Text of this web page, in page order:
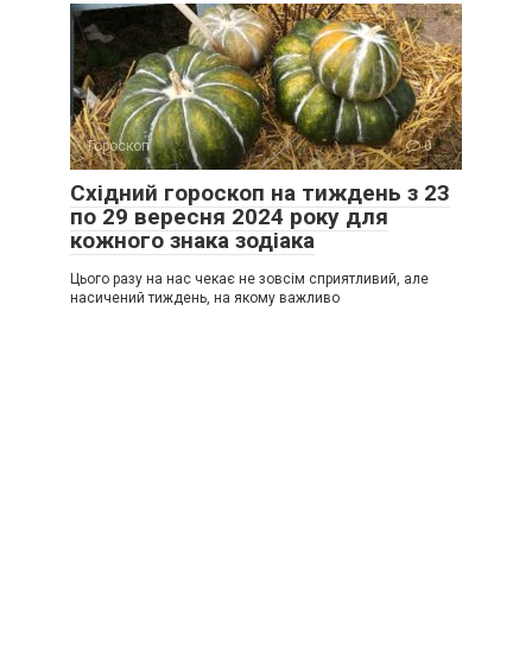
Гороскоп 0
Східний гороскоп на тиждень з 23
по 29 вересня 2024 року для
кожного знака зодіака
Цього разу на нас чекає не зовсім сприятливий, але
насичений тиждень, на якому важливо